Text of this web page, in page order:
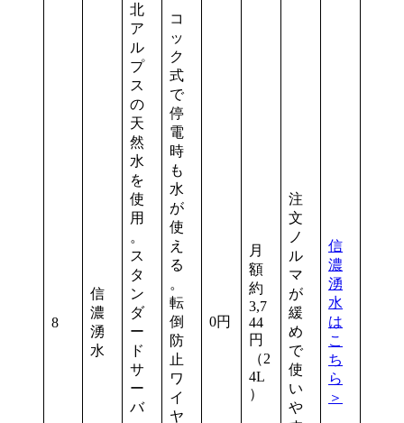
8
信
濃
湧
水
北
ア
ル
プ
ス
の
天
然
水
を
使
用
。
ス
タ
ン
ダ
ー
ド
サ
ー
バ
コ
ッ
ク
式
で
停
電
時
も
水
が
使
え
る
。
転
倒
防
止
ワ
イ
ヤ
0円
月
額
約
3,7
44
円
（2
4L
）
注
文
ノ
ル
マ
が
緩
め
で
使
い
や
信
濃
湧
水
は
こ
ち
ら
＞